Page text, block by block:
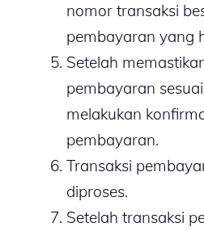
nomor transaksi
pembayaran yang
Setelah
pembayaran
melakukan
pembayaran.
Transaksi
diproses.
Setelah transaksi